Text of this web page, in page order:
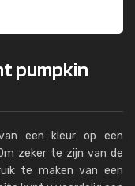
pumpkin
een kleur op een
zeker te zijn van de
te maken van een